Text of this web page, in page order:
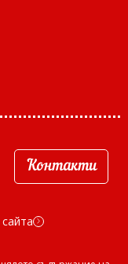
Контакти
d